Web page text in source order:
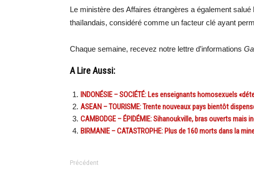
Le ministère des Affaires étrangères a également
thaïlandais, considéré comme un facteur clé ayant
Chaque semaine, recevez notre lettre d’informations
A Lire Aussi:
INDONÉSIE – SOCIÉTÉ: Les enseignants homosexuels
ASEAN – TOURISME: Trente nouveaux pays bientôt
CAMBODGE – ÉPIDÉMIE: Sihanoukville, bras ouverts mais
BIRMANIE – CATASTROPHE: Plus de 160 morts dans la
Précédent